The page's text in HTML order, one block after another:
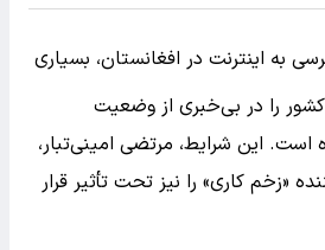
به اینترنت در افغانستان، بسیاری
کشور را در بی‌خبری از وضعیت
است. این شرایط، مرتضی امینی‌تبار،
«زخم کاری» را نیز تحت تأثیر قرار